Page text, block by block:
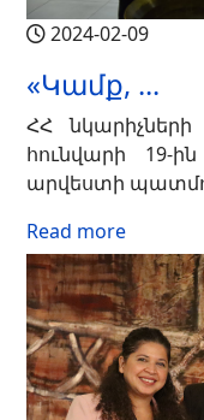
2024-02-09
«Կամք, ...
ՀՀ
հունվարի 19-
արվեստի
Read more